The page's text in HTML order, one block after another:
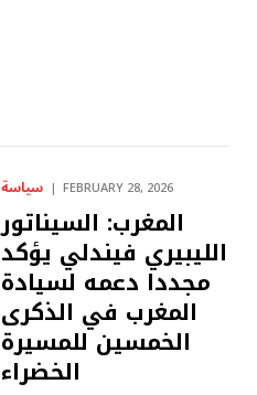
سياسة FEBRUARY 28, 2026
المغرب: السيناتور
الليبيري فيندلي يؤكد
مجددا دعمه لسيادة
المغرب في الذكرى
الخمسين للمسيرة
الخضراء